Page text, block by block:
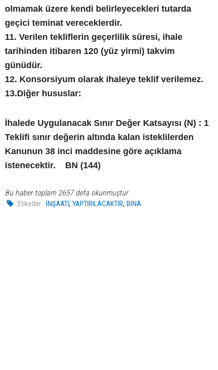
olmamak üzere kendi belirleyecekleri tutarda
geçici teminat vereceklerdir.
11. Verilen tekliflerin geçerlilik süresi, ihale
tarihinden itibaren 120 (yüz yirmi) takvim
günüdür.
12. Konsorsiyum olarak ihaleye teklif verilemez.
13.Diğer hususlar:
İhalede Uygulanacak Sınır Değer Katsayısı (N) : 1
Teklifi sınır değerin altında kalan isteklilerden
Kanunun 38 inci maddesine göre açıklama
istenecektir. BN (144)
Bu haber toplam 2657 defa okunmuştur
Etiketler : İNŞAATI,YAPTIRILACAKTIR,BİNA